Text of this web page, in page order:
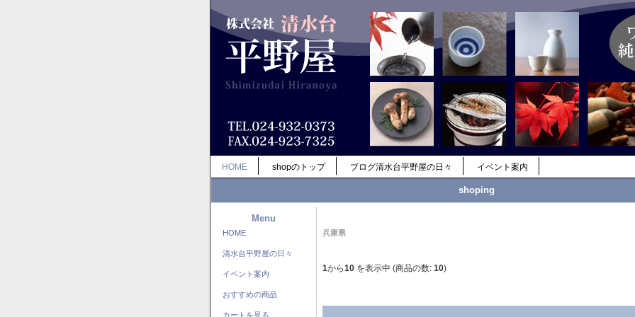
HOME shopのトップ ブログ清水台平野屋の日々 イベント案内
shoping
Menu
HOME
清水台平野屋の日々
イベント案内
おすすめの商品
カートを見る
兵庫県
1から10 を表示中 (商品の数: 10)